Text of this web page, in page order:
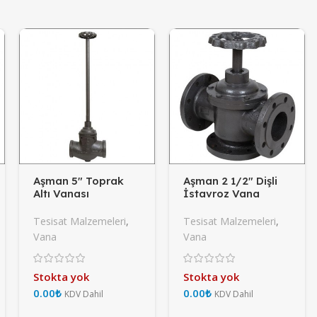
Aşman 5″ Toprak
Altı Vanası
Tesisat Malzemeleri,
Vana
Stokta yok
₺
Aşman 2 1/2″ Dişli
İstavroz Vana
Tesisat Malzemeleri,
Vana
Stokta yok
₺